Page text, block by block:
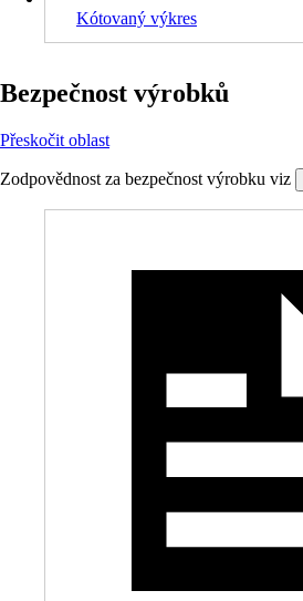
Kótovaný výkres
Bezpečnost výrobků
Přeskočit oblast
Zodpovědnost za bezpečnost výrobku viz